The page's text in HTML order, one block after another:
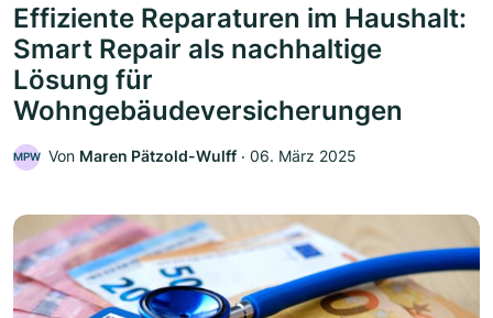
Effiziente Reparaturen im Haushalt:
Smart Repair als nachhaltige
Lösung für
Wohngebäudeversicherungen
MPW Von Maren Pätzold-Wulff ‧ 06. März 2025